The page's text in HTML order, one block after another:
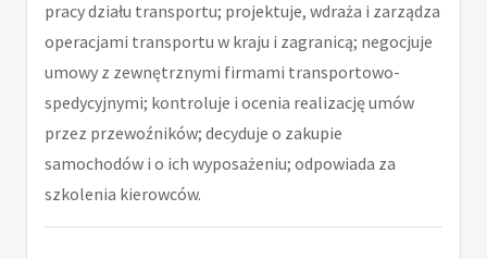
pracy działu transportu; projektuje, wdraża i zarządza
operacjami transportu w kraju i zagranicą; negocjuje
umowy z zewnętrznymi firmami transportowo-
spedycyjnymi; kontroluje i ocenia realizację umów
przez przewoźników; decyduje o zakupie
samochodów i o ich wyposażeniu; odpowiada za
szkolenia kierowców.